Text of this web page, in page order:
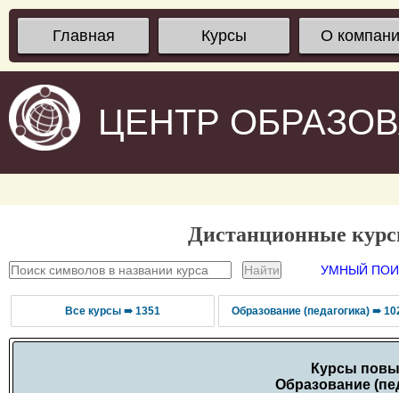
Главная Курсы О
ЦЕНТР
Дистанционные
УМНЫЙ
Все курсы ➠ 1351 Образование (педагогика) ➠
Курсы
Образование